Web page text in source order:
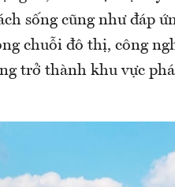
sống cũng như đáp
chuỗi đô thị, công
trở thành khu vực